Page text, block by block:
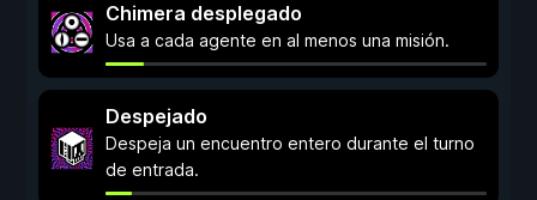
Chimera desplegado
Usa a cada agente en al menos una misión.
Despejado
Despeja un encuentro entero durante el turno
de entrada.